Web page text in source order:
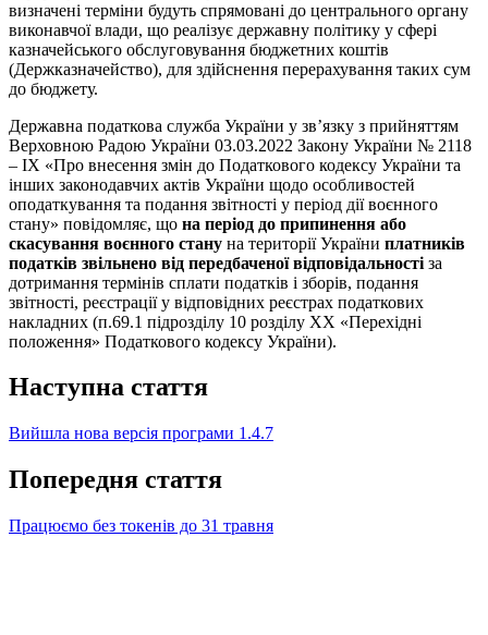
визначені терміни будуть спрямовані до центрального органу
виконавчої влади, що реалізує державну політику у сфері
казначейського обслуговування бюджетних коштів
(Держказначейство), для здійснення перерахування таких сум
до бюджету.
Державна податкова служба України у зв’язку з прийняттям
Верховною Радою України 03.03.2022 Закону України № 2118
– ІХ «Про внесення змін до Податкового кодексу України та
інших законодавчих актів України щодо особливостей
оподаткування та подання звітності у період дії воєнного
стану» повідомляє, що на період до припинення або
скасування воєнного стану на території України платників
податків звільнено від передбаченої відповідальності за
дотримання термінів сплати податків і зборів, подання
звітності, реєстрації у відповідних реєстрах податкових
накладних (п.69.1 підрозділу 10 розділу ХХ «Перехідні
положення» Податкового кодексу України).
Наступна стаття
Вийшла нова версія програми 1.4.7
Попередня стаття
Працюємо без токенів до 31 травня